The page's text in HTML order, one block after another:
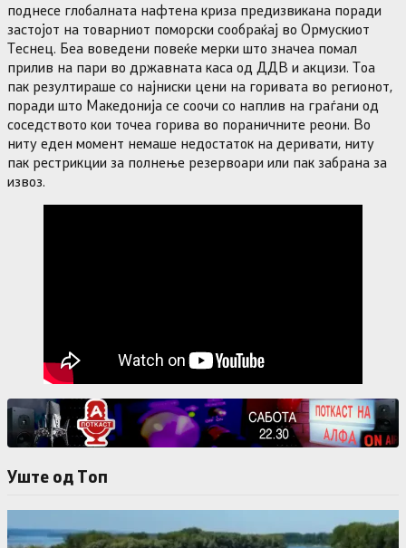
поднесе глобалната нафтена криза предизвикана поради
застојот на товарниот поморски сообраќај во Ормускиот
Теснец. Беа воведени повеќе мерки што значеа помал
прилив на пари во државната каса од ДДВ и акцизи. Тоа
пак резултираше со најниски цени на горивата во регионот,
поради што Македонија се соочи со наплив на граѓани од
соседството кои точеа горива во пораничните реони. Во
ниту еден момент немаше недостаток на деривати, ниту
пак рестрикции за полнење резервоари или пак забрана за
извоз.
Уште од Tоп